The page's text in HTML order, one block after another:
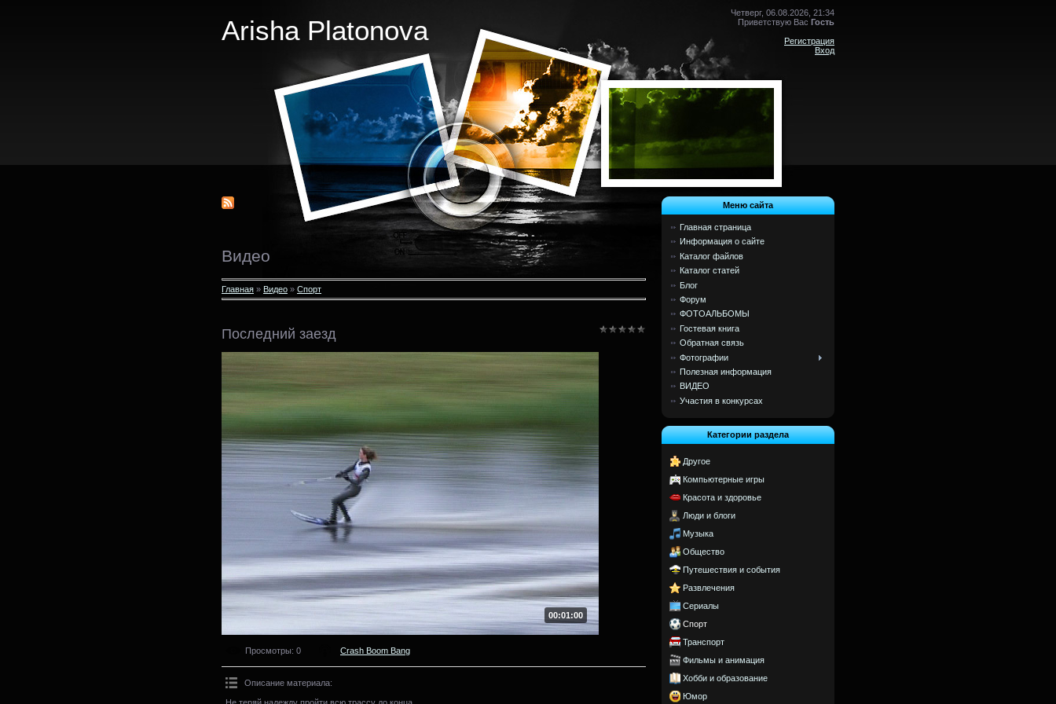
Arisha Platonova
Четверг, 06.08.2026, 21:34
Приветствую Вас Гость
Регистрация
Вход
Видео
Главная » Видео » Спорт
Последний заезд
00:01:00
Просмотры: 0 Crash Boom Bang
Описание материала:
Не теряй надежду пройти всю трассу до конца.
Меню сайта
Главная страница
Информация о сайте
Каталог файлов
Каталог статей
Блог
Форум
ФОТОАЛЬБОМЫ
Гостевая книга
Обратная связь
Фотографии
Полезная информация
ВИДЕО
Участия в конкурсах
Категории раздела
Другое
Компьютерные игры
Красота и здоровье
Люди и блоги
Музыка
Общество
Путешествия и события
Развлечения
Сериалы
Спорт
Транспорт
Фильмы и анимация
Хобби и образование
Юмор